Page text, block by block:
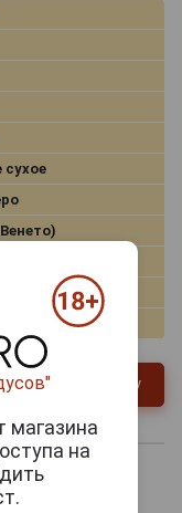
сухое
самовывоз
+ В заявку
магазина
на